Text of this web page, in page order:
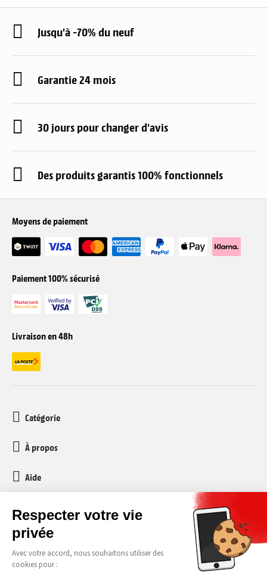
Jusqu'à -70% du neuf
Garantie 24 mois
30 jours pour changer d'avis
Des produits garantis 100% fonctionnels
Moyens de paiement
Paiement 100% sécurisé
Livraison en 48h
Catégorie
À propos
Aide
Service client
media-markt-refurbished@recommerce.com
Lundi-Vendredi 08:00-17:00